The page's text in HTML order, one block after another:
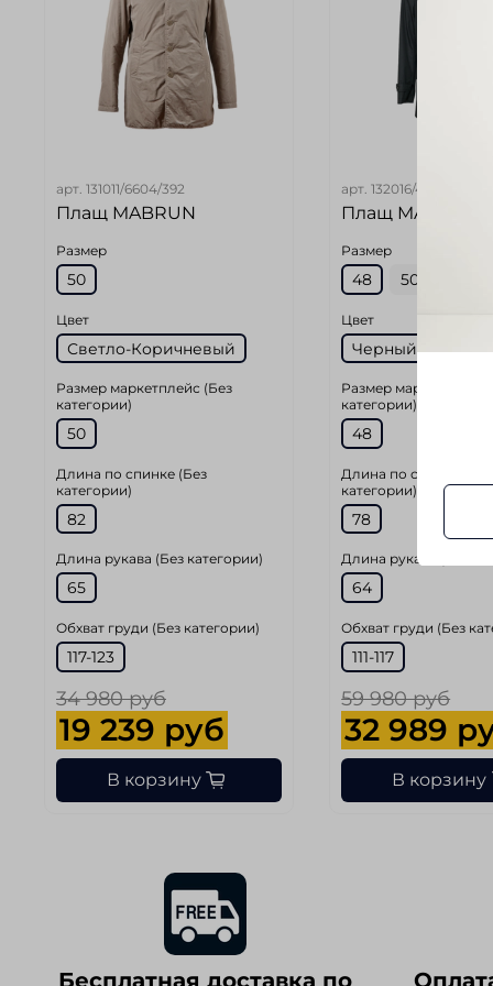
арт. 131011/6604/392
Плащ MABRUN
Размер
50
Цвет
Светло-Коричневый
Размер маркетплейс (Без
категории)
50
Длина по спинке (Без
категории)
82
Длина рукава (Без категории)
65
Обхват груди (Без категории)
117-123
34 980 руб
19 239 руб
В корзину
арт.132016/4060/399
Плащ MABRUN
Размер
48 50
Цвет
Черный
Размер маркетплейс
категории)
48
Длина по спинке (Без
категории)
78
Длина рукава (Без
64
Обхват груди (Без
111-117
59 980 руб
32 989
В корзину